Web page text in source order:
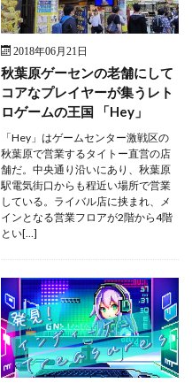
2018年06月21日
秋葉原ゲーセンの老舗にして
コアなプレイヤーが集うレト
ロゲームの王国 「Hey」
「Hey」はゲームセンター激戦区の
秋葉原で営業するタイトー直営の店
舗だ。中央通り沿いにあり、秋葉原
駅電気街口からも程近い場所で営業
している。ライバル店に挟まれ、メ
インとなる営業フロアが2階から4階
とい[…]